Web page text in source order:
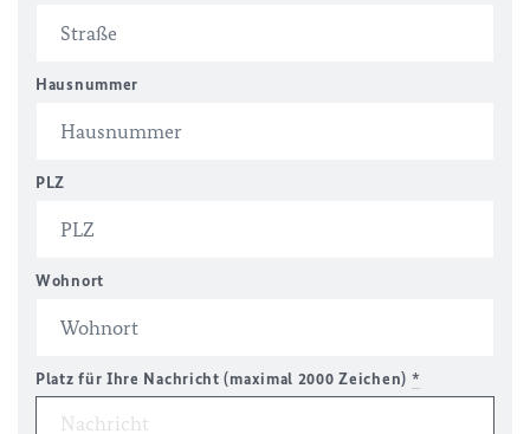
Hausnummer
PLZ
Wohnort
Platz für Ihre Nachricht (maximal 2000 Zeichen) *